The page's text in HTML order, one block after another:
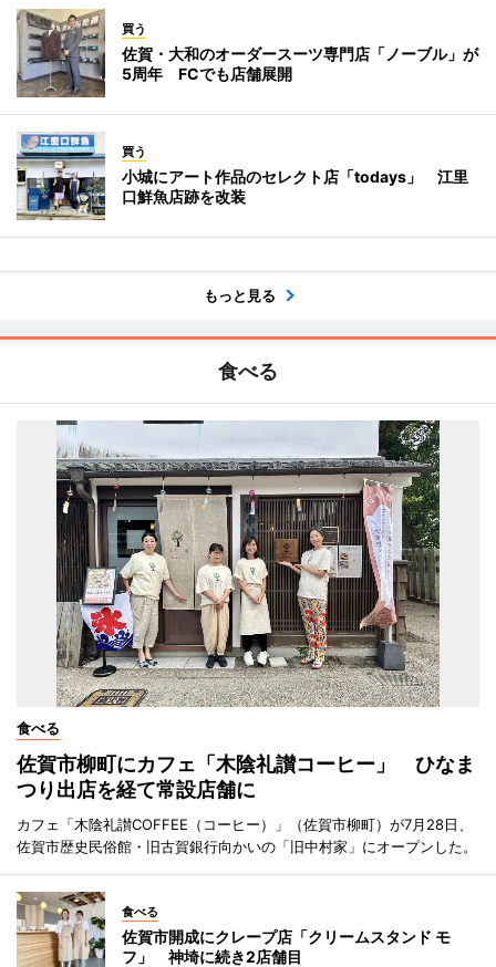
買う
佐賀・大和のオーダースーツ専門店「ノーブル」が
5周年 FCでも店舗展開
買う
小城にアート作品のセレクト店「todays」 江里
口鮮魚店跡を改装
もっと見る
食べる
食べる
佐賀市柳町にカフェ「木陰礼讃コーヒー」 ひなま
つり出店を経て常設店舗に
カフェ「木陰礼讃COFFEE（コーヒー）」（佐賀市柳町）が7月28日、
佐賀市歴史民俗館・旧古賀銀行向かいの「旧中村家」にオープンした。
食べる
佐賀市開成にクレープ店「クリームスタンド モ
フ」 神埼に続き2店舗目